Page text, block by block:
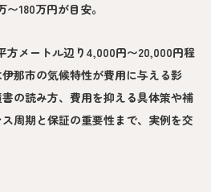
180万円が目安。
方メートル辺り4,000円〜20,000円程
那市の気候特性が費用に与える影
の読み方、費用を抑える具体策や補
周期と保証の重要性まで、実例を交